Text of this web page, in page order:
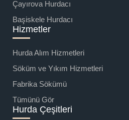
Çayırova Hurdacı
Başiskele Hurdacı
Hizmetler
Hurda Alım Hizmetleri
Söküm ve Yıkım Hizmetleri
Fabrika Sökümü
Tümünü Gör
Hurda Çeşitleri